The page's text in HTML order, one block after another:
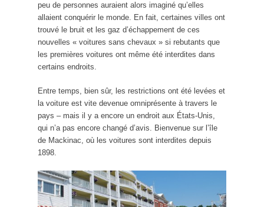
peu de personnes auraient alors imaginé qu’elles
allaient conquérir le monde. En fait, certaines villes ont
trouvé le bruit et les gaz d’échappement de ces
nouvelles « voitures sans chevaux » si rebutants que
les premières voitures ont même été interdites dans
certains endroits.
Entre temps, bien sûr, les restrictions ont été levées et
la voiture est vite devenue omniprésente à travers le
pays – mais il y a encore un endroit aux États-Unis,
qui n’a pas encore changé d’avis. Bienvenue sur l’île
de Mackinac, où les voitures sont interdites depuis
1898.